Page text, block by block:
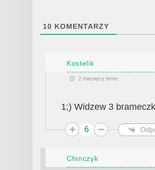
10 KOMENTARZY
Kostelik
2 miesięcy temu
1;) Widzew 3
6
Chinczyk